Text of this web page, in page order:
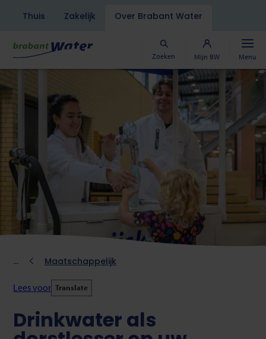
Overslaan
naar
de
Thuis Zakelijk Over Brabant Water
Zoeken Mijn BW Menu
Kruimelpad
Maatschappelijk
Lees voor Translate
Drinkwater als